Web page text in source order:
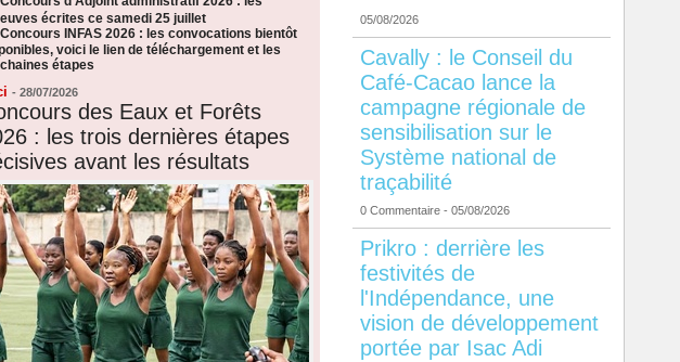
écrites ce samedi 25 juillet
Concours INFAS 2026 : les convocations bientôt
voici le lien de téléchargement et les
étapes
- 28/07/2026
des Eaux et Forêts
: les trois dernières étapes
avant les résultats
05/08/2026
Cavally : le Conseil du
Café-Cacao lance la
campagne régionale de
sensibilisation sur le
Système national de
traçabilité
0 Commentaire - 05/08/2026
Prikro : derrière les
festivités de
l'Indépendance, une
vision de développement
portée par Isac Adi